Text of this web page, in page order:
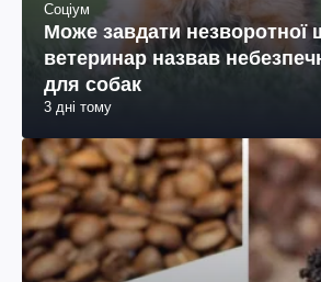
Соціум
Може завдати незворотної
ветеринар назвав
для собак
3 дні тому